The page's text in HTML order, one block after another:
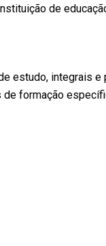
de
estudo, integrais
formação